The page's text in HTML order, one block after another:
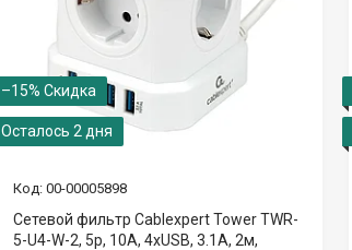
–15%
Осталось 2 дня
00-00005898
Сетевой фильтр Cablexpert Tower TWR-
5-U4-W-2, 5р, 10А, 4хUSB, 3.1А, 2м,